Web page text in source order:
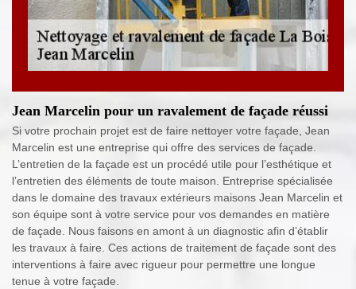
Jean Marcelin pour un ravalement de façade réussi
Si votre prochain projet est de faire nettoyer votre façade, Jean
Marcelin est une entreprise qui offre des services de façade.
L’entretien de la façade est un procédé utile pour l’esthétique et
l’entretien des éléments de toute maison. Entreprise spécialisée
dans le domaine des travaux extérieurs maisons Jean Marcelin et
son équipe sont à votre service pour vos demandes en matière
de façade. Nous faisons en amont à un diagnostic afin d’établir
les travaux à faire. Ces actions de traitement de façade sont des
interventions à faire avec rigueur pour permettre une longue
tenue à votre façade.